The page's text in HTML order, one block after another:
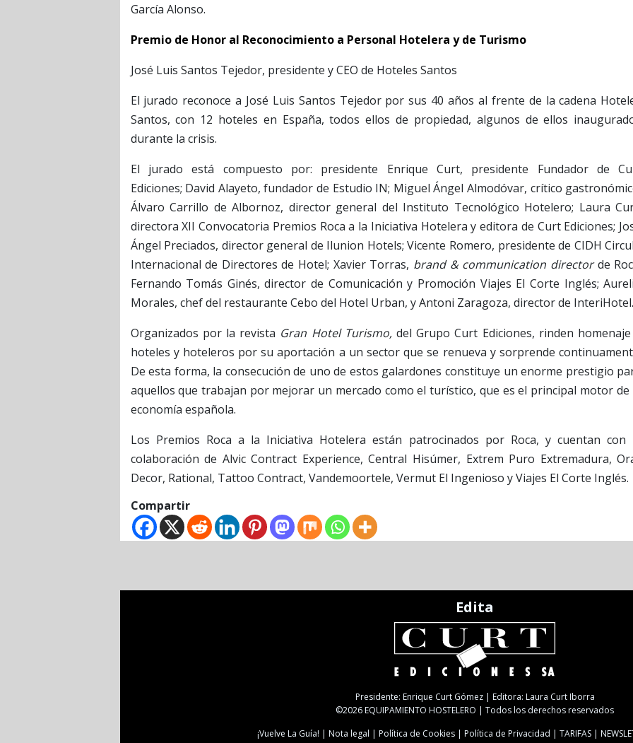
García Alonso.
Premio de Honor al Reconocimiento a Personal Hotelera y de Turismo
José Luis Santos Tejedor, presidente y CEO de Hoteles Santos
El jurado reconoce a José Luis Santos Tejedor por sus 40 años al frente de la cadena
Santos, con 12 hoteles en España, todos ellos de propiedad, algunos de ellos
durante la crisis.
El jurado está compuesto por: presidente Enrique Curt, presidente Fundador de
Ediciones; David Alayeto, fundador de Estudio IN; Miguel Ángel Almodóvar, crítico
Álvaro Carrillo de Albornoz, director general del Instituto Tecnológico Hotelero; Laura
directora XII Convocatoria Premios Roca a la Iniciativa Hotelera y editora de Curt Ediciones;
Ángel Preciados, director general de Ilunion Hotels; Vicente Romero, presidente de CIDH
Internacional de Directores de Hotel; Xavier Torras, brand & communication directorde
Fernando Tomás Ginés, director de Comunicación y Promoción Viajes El Corte Inglés;
Morales, chef del restaurante Cebo del Hotel Urban, y Antoni Zaragoza, director de InteriHotel.
Organizados por la revista Gran Hotel Turismo,del Grupo Curt Ediciones, rinden
hoteles y hoteleros por su aportación a un sector que se renueva y sorprende
De esta forma, la consecución de uno de estos galardones constituye un enorme prestigio
aquellos que trabajan por mejorar un mercado como el turístico, que es el principal motor de
economía española.
Los Premios Roca a la Iniciativa Hotelera están patrocinados por Roca, y cuentan con
colaboración de Alvic Contract Experience, Central Hisúmer, Extrem Puro Extremadura,
Decor, Rational, Tattoo Contract, Vandemoortele, Vermut El Ingenioso y Viajes El Corte Inglés.
Compartir
Edita
Presidente: Enrique Curt Gómez | Editora: Laura Curt Iborra
©2026 EQUIPAMIENTO HOSTELERO | Todos los derechos reservados
¡Vuelve La Guía!
Nota legal Política de Cookies Política de Privacidad TARIFAS